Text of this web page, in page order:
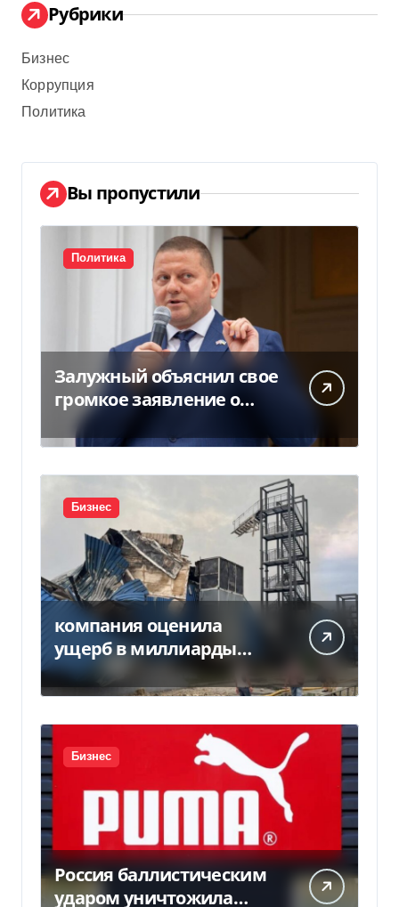
Рубрики
Бизнес
Коррупция
Политика
Вы пропустили
Политика
Залужный объяснил свое
громкое заявление о
вступлении Украины в
НАТО
Бизнес
компания оценила
ущерб в миллиарды
гривен
Бизнес
Россия баллистическим
ударом уничтожила